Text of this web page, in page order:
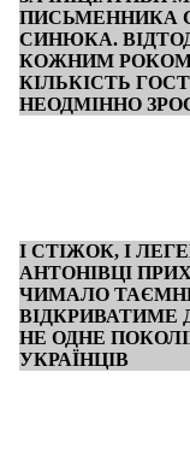
ПИСЬМЕННИКА
СИНЮКА.
КОЖНИМ
КІЛЬКІСТЬ
НЕОДМІННО
І СТІЖОК, І
АНТОНІВЦІ
ЧИМАЛО
ВІДКРИВАТИМЕ
НЕ ОДНЕ
УКРАЇНЦІВ